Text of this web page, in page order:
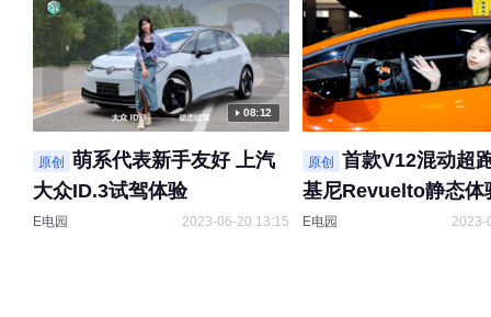
08:12
原创
萌系代表新手友好 上汽
大众ID.3试驾体验
E电园 2023-06-20 13:15
原创
首款V12混动超
基尼Revuelto静态体
E电园 2023-